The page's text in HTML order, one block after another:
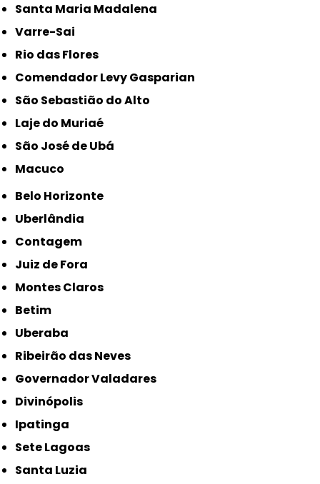
Santa Maria Madalena
Varre-Sai
Rio das Flores
Comendador Levy Gasparian
São Sebastião do Alto
Laje do Muriaé
São José de Ubá
Macuco
Belo Horizonte
Uberlândia
Contagem
Juiz de Fora
Montes Claros
Betim
Uberaba
Ribeirão das Neves
Governador Valadares
Divinópolis
Ipatinga
Sete Lagoas
Santa Luzia